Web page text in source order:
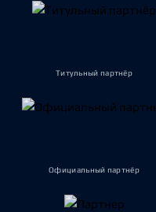
Титульный партнёр
Официальный партнёр